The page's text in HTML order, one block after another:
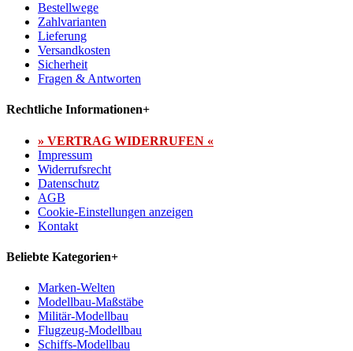
Bestellwege
Zahlvarianten
Lieferung
Versandkosten
Sicherheit
Fragen & Antworten
Rechtliche Informationen+
» VERTRAG WIDERRUFEN «
Impressum
Widerrufsrecht
Datenschutz
AGB
Cookie-Einstellungen anzeigen
Kontakt
Beliebte Kategorien+
Marken-Welten
Modellbau-Maßstäbe
Militär-Modellbau
Flugzeug-Modellbau
Schiffs-Modellbau